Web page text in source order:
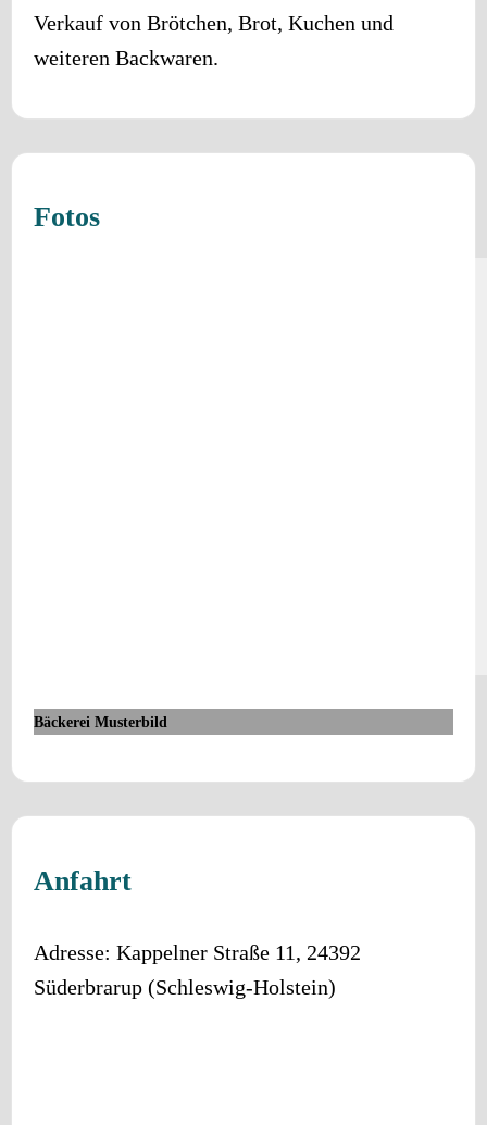
Verkauf von Brötchen, Brot, Kuchen und
weiteren Backwaren.
Fotos
Bäckerei Musterbild
Anfahrt
Adresse: Kappelner Straße 11, 24392
Süderbrarup (Schleswig-Holstein)